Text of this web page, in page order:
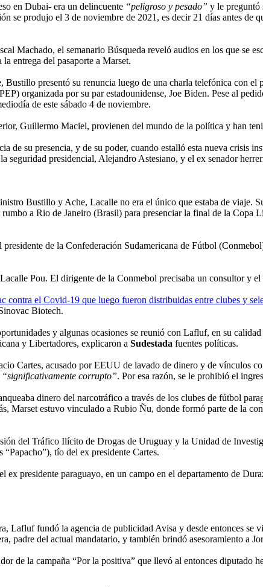
en Dubai- era un delincuente “peligroso y pesado” y le preguntó
se produjo el 3 de noviembre de 2021, es decir 21 días antes de
Machado, el semanario Búsqueda reveló audios en los que se
entrega del pasaporte a Marset.
presentó su renuncia luego de una charla telefónica con
organizada por su par estadounidense, Joe Biden. Pese al
de este sábado 4 de noviembre.
Guillermo Maciel, provienen del mundo de la política y han
de su presencia, y de su poder, cuando estalló esta nueva crisis
presidencial, Alejandro Astesiano, y el ex senador
Bustillo y Ache, Lacalle no era el único que estaba de viaje.
a Rio de Janeiro (Brasil) para presenciar la final de la Copa
de la Confederación Sudamericana de Fútbol
Pou. El dirigente de la Conmebol precisaba un consultor y
el Covid-19 que luego fueron distribuidas entre clubes y
Biotech.
y algunas ocasiones se reunió con Lafluf, en su
y Libertadores, explicaron a Sudestada fuentes políticas.
Cartes, acusado por EEUU de lavado de dinero y de
“significativamente corrupto”. Por esa razón, se le prohibió el
dinero del narcotráfico a través de los clubes de fútbol
Marset estuvo vinculado a Rubio Ñu, donde formó parte de la
del Tráfico Ilícito de Drogas de Uruguay y la Unidad de
tío del ex presidente Cartes.
ex presidente paraguayo, en un campo en el departamento de
Lafluf fundó la agencia de publicidad Avisa y desde entonces
padre del actual mandatario, y también brindó asesoramiento a
de la campaña “Por la positiva” que llevó al entonces diputado